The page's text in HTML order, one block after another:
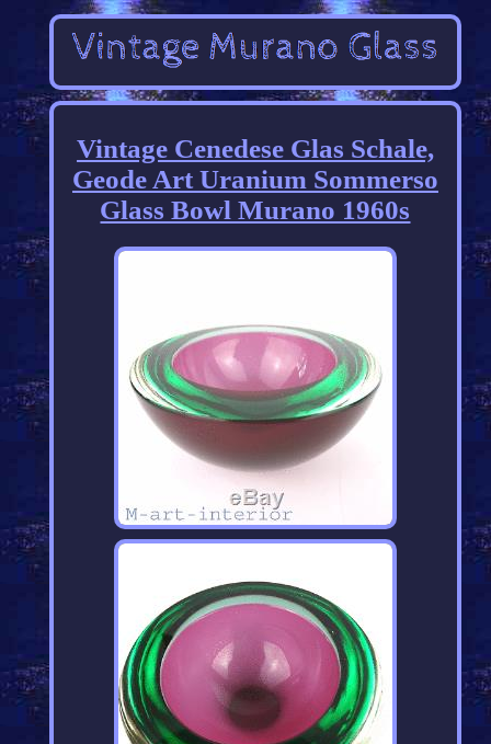
Vintage Cenedese Glas Schale,
Geode Art Uranium Sommerso
Glass Bowl Murano 1960s